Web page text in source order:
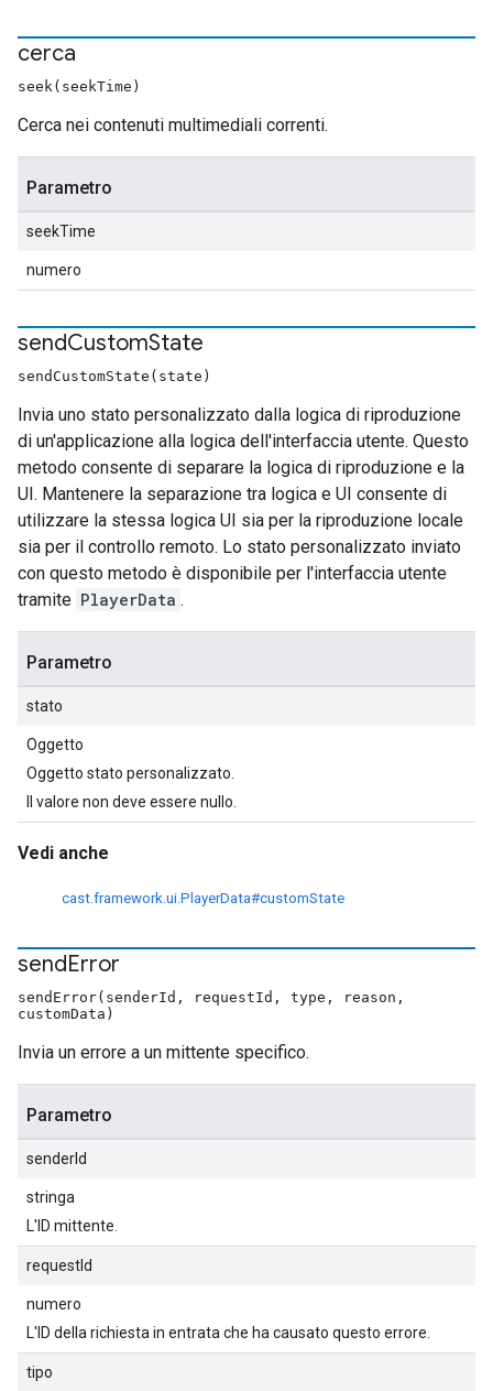
cerca
seek(seekTime)
Cerca nei contenuti multimediali correnti.
Parametro
seekTime
numero
sendCustomState
sendCustomState(state)
Invia uno stato personalizzato dalla logica di riproduzione
di un'applicazione alla logica dell'interfaccia utente. Questo
metodo consente di separare la logica di riproduzione e la
UI. Mantenere la separazione tra logica e UI consente di
utilizzare la stessa logica UI sia per la riproduzione locale
sia per il controllo remoto. Lo stato personalizzato inviato
con questo metodo è disponibile per l'interfaccia utente
tramite PlayerData .
Parametro
stato
Oggetto
Oggetto stato personalizzato.
Il valore non deve essere nullo.
Vedi anche
cast.framework.ui.PlayerData#customState
sendError
sendError(senderId, requestId, type, reason,
customData)
Invia un errore a un mittente specifico.
Parametro
senderId
stringa
L'ID mittente.
requestId
numero
L'ID della richiesta in entrata che ha causato questo errore.
tipo